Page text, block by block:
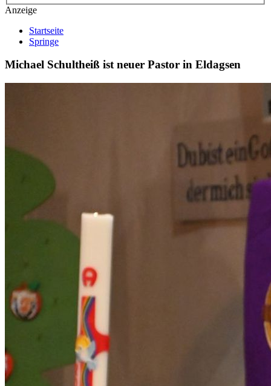
Anzeige
Startseite
Springe
Michael Schultheiß ist neuer Pastor in Eldagsen